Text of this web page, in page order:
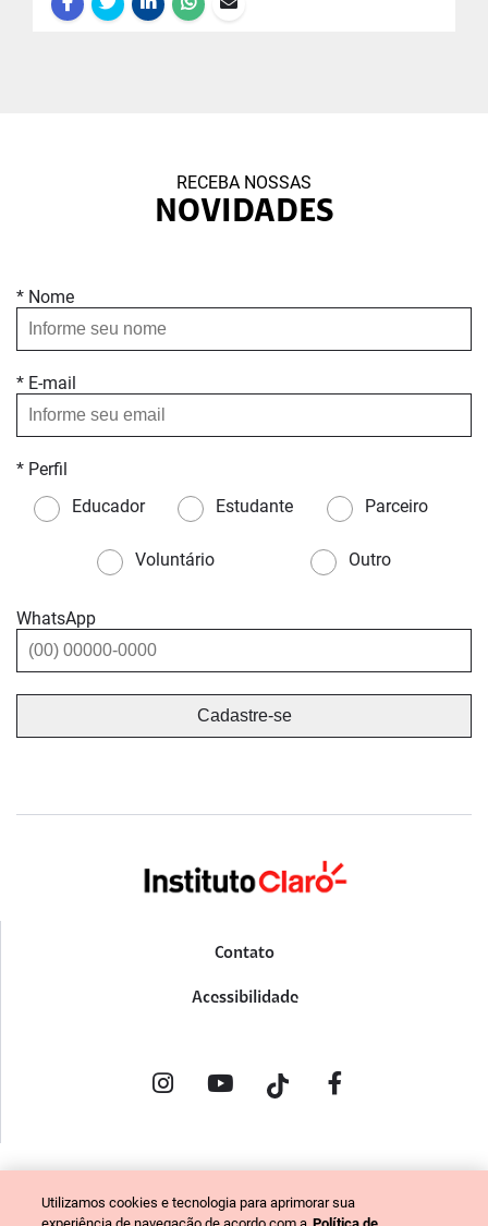
RECEBA NOSSAS
NOVIDADES
* Nome
* E-mail
* Perfil
Educador
Estudante Parceiro
Voluntário Outro
WhatsApp
Contato
Acessibilidade
PORTAL DE DENÚNCIAS
Utilizamos cookies e tecnologia para aprimorar sua